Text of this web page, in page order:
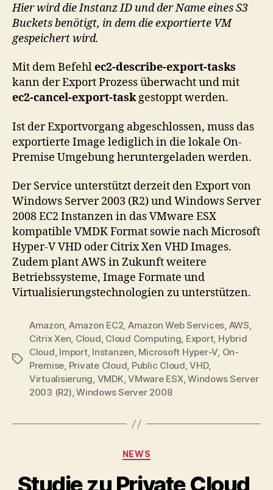
Hier wird die Instanz ID und der Name eines S3
Buckets benötigt, in dem die exportierte VM
gespeichert wird.
Mit dem Befehlec2-describe-export-tasks
kann der Export Prozess überwacht und mit
ec2-cancel-export-taskgestoppt werden.
Ist der Exportvorgang abgeschlossen, muss das
exportierte Image lediglich in die lokale On-
Premise Umgebung heruntergeladen werden.
Der Service unterstützt derzeit den Export von
Windows Server 2003 (R2) und Windows Server
2008 EC2 Instanzen in das VMware ESX
kompatible VMDK Format sowie nach Microsoft
Hyper-V VHD oder Citrix Xen VHD Images.
Zudem plant AWS in Zukunft weitere
Betriebssysteme, Image Formate und
Virtualisierungstechnologien zu unterstützen.
Tags
Amazon, Amazon EC2, Amazon Web Services, AWS,
Citrix Xen, Cloud, Cloud Computing, Export, Hybrid
Cloud, Import, Instanzen, Microsoft Hyper-V, On-
Premise, Private Cloud, Public Cloud,VHD,
Virtualisierung, VMDK,VMware ESX,Windows Server
2003 (R2),Windows Server 2008
Categories
NEWS
Studie zu Private Cloud,